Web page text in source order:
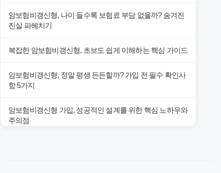
암보험비갱신형, 나이 들수록 보험료 부담 없을까? 숨겨진
진실 파헤치기
복잡한 암보험비갱신형, 초보도 쉽게 이해하는 핵심 가이드
암보험비갱신형, 정말 평생 든든할까? 가입 전 필수 확인사
항 5가지
암보험비갱신형 가입, 성공적인 설계를 위한 핵심 노하우와
주의점